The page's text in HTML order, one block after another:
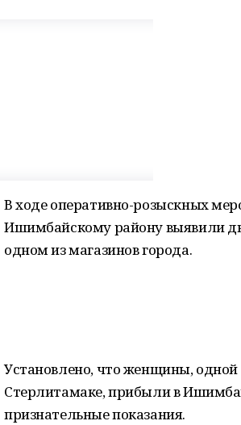
В ходе оперативно-розыскных
Ишимбайскому району выявили
одном из магазинов города.
Установлено, что женщины, одной
Стерлитамаке, прибыли в
признательные показания.